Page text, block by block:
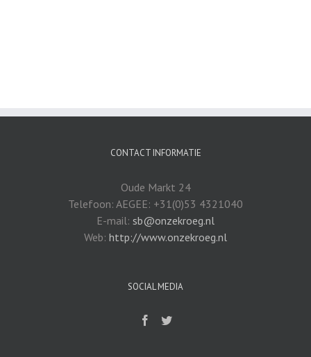
CONTACT INFORMATIE
Oude Markt 24
Telefoon: AEGEE: +31(0)53 4321040
E-mail: sb@onzekroeg.nl
Web: http://www.onzekroeg.nl
SOCIAL MEDIA